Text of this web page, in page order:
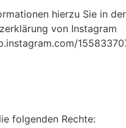
hierzu Sie in der
von Instagram
folgenden Rechte: